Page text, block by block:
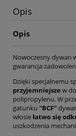
Opis
Opis
Nowoczesny dywan
gwarancja
Dzięki specjalnemu
przyjemniejsze w
polipropylenu. W
gatunku "BCF"
włosiełatwo się
uszkodzenia